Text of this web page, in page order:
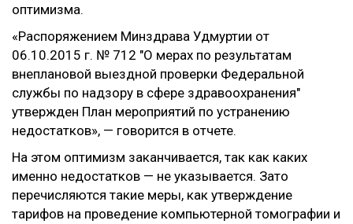
оптимизма.
«Распоряжением Минздрава Удмуртии от
06.10.2015 г. № 712 "О мерах по результатам
внеплановой выездной проверки Федеральной
службы по надзору в сфере здравоохранения"
утвержден План мероприятий по устранению
недостатков», — говорится в отчете.
На этом оптимизм заканчивается, так как каких
именно недостатков — не указывается. Зато
перечисляются такие меры, как утверждение
тарифов на проведение компьютерной томографии и